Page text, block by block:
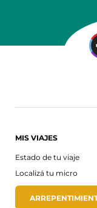
MIS VIAJES
Estado de tu viaje
Localizá tu micro